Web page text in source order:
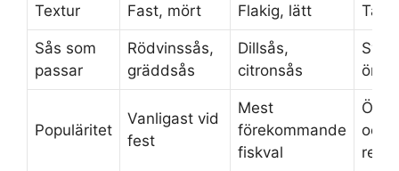
Textur Fast, mört Flakig, lätt Tät,
Sås som
passar
Rödvinssås,
gräddsås
Dillsås,
citronsås
Populäritet
Vanligast vid
fest
Mest
förekommande
fiskval
och